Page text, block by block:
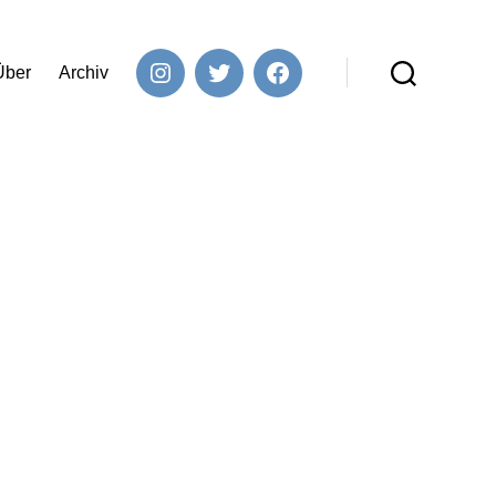
Archiv InstagramTwitter Facebook